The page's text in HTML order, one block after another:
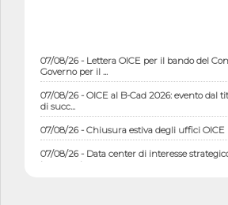
07/08/26 - Lettera OICE per il bando del
Governo per il ...
07/08/26 - OICE al B-Cad 2026: evento dal
di succ...
07/08/26 - Chiusura estiva degli uffici OICE
07/08/26 - Data center di interesse strategico
interventi pe...